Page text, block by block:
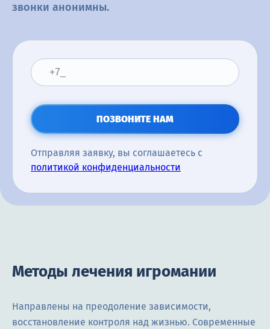
звонки анонимны.
ПОЗВОНИТЕ НАМ
Отправляя заявку, вы соглашаетесь с
политикой конфиденциальности
Методы лечения игромании
Направлены на преодоление зависимости,
восстановление контроля над жизнью. Современные